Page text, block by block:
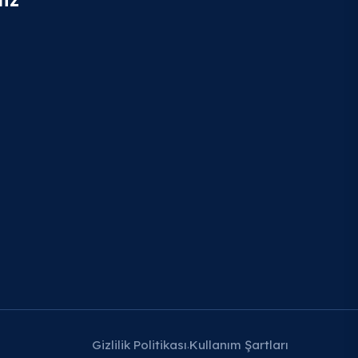
Gizlilik Politikası Kullanım Şartları